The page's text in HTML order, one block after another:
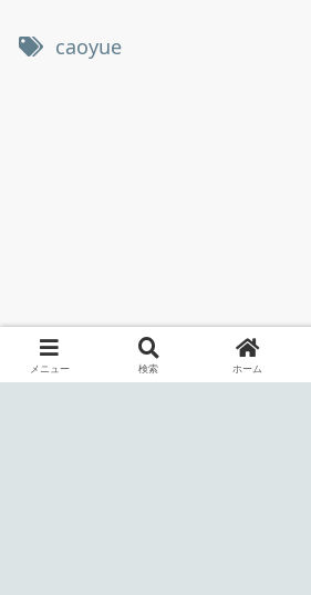
caoyue
メニュー 検索 ホーム